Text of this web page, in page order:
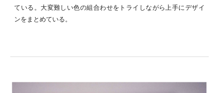
ている。大変難しい色の組合わせをトライしながら上手にデザイ
ンをまとめている。